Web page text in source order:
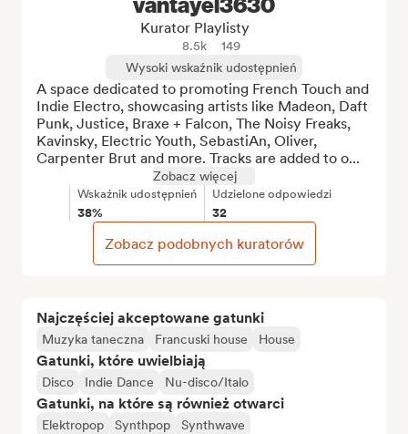
Najczęściej akceptowane gatunki
Muzyka taneczna Francuski house House
Gatunki, które uwielbiają
Disco Indie Dance Nu-disco/Italo
Gatunki, na które są również otwarci
Elektropop Synthpop Synthwave
Kurator Playlisty
8.5k
149
Wysoki wskaźnik udostępnień
A space dedicated to promoting French Touch and
Indie Electro, showcasing artists like Madeon, Daft
Punk, Justice, Braxe + Falcon, The Noisy Freaks,
Kavinsky, Electric Youth, SebastiAn, Oliver,
Carpenter Brut and more. Tracks are added to o...
Zobacz więcej
Wskaźnik udostępnień
38%
Udzielone odpowiedzi
32
Zobacz podobnych kuratorów